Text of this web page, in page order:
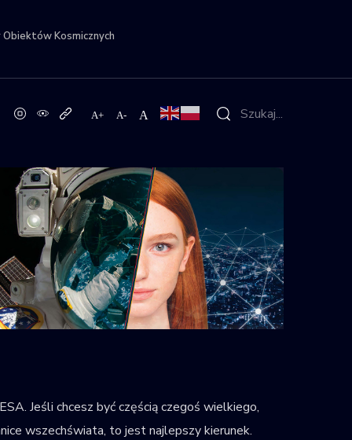
Kosmicznych
Jeśli chcesz być częścią czegoś wielkiego,
wszechświata, to jest najlepszy kierunek.